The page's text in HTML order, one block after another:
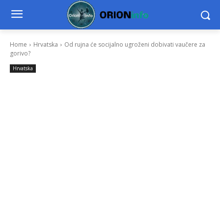
Home Hrvatska
Od rujna će socijalno ugroženi dobivati vaučere za
gorivo?
Hrvatska